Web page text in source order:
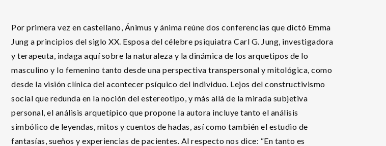
Por primera vez en castellano, Ánimus y ánima reúne dos conferencias que dictó Emma
Jung a principios del siglo XX. Esposa del célebre psiquiatra Carl G. Jung, investigadora
y terapeuta, indaga aquí sobre la naturaleza y la dinámica de los arquetipos de lo
masculino y lo femenino tanto desde una perspectiva transpersonal y mitológica, como
desde la visión clínica del acontecer psíquico del individuo. Lejos del constructivismo
social que redunda en la noción del estereotipo, y más allá de la mirada subjetiva
personal, el análisis arquetípico que propone la autora incluye tanto el análisis
simbólico de leyendas, mitos y cuentos de hadas, así como también el estudio de
fantasías, sueños y experiencias de pacientes. Al respecto nos dice: “En tanto es